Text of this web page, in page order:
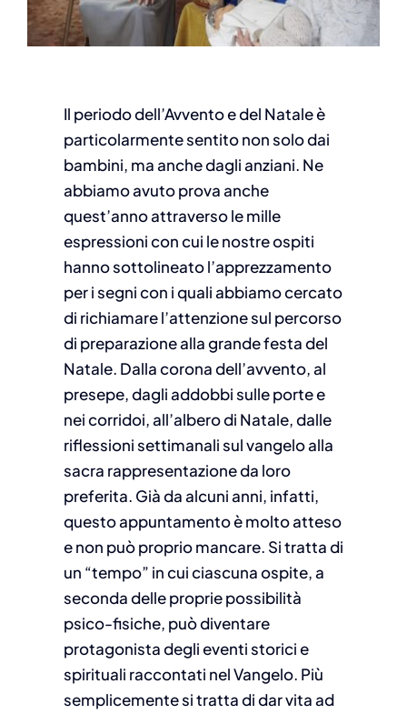
Il periodo dell’Avvento e del Natale è
particolarmente sentito non solo dai
bambini, ma anche dagli anziani. Ne
abbiamo avuto prova anche
quest’anno attraverso le mille
espressioni con cui le nostre ospiti
hanno sottolineato l’apprezzamento
per i segni con i quali abbiamo cercato
di richiamare l’attenzione sul percorso
di preparazione alla grande festa del
Natale. Dalla corona dell’avvento, al
presepe, dagli addobbi sulle porte e
nei corridoi, all’albero di Natale, dalle
riflessioni settimanali sul vangelo alla
sacra rappresentazione da loro
preferita. Già da alcuni anni, infatti,
questo appuntamento è molto atteso
e non può proprio mancare. Si tratta di
un “tempo” in cui ciascuna ospite, a
seconda delle proprie possibilità
psico-fisiche, può diventare
protagonista degli eventi storici e
spirituali raccontati nel Vangelo. Più
semplicemente si tratta di dar vita ad